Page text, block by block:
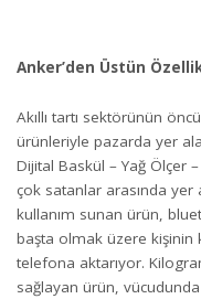
Anker’den Üstün
Akıllı tartı sektörünün
ürünleriyle pazarda yer
Dijital Baskül – Yağ Ölçer
çok satanlar arasında yer
kullanım sunan ürün,
başta olmak üzere kişinin
telefona aktarıyor.
sağlayan ürün,